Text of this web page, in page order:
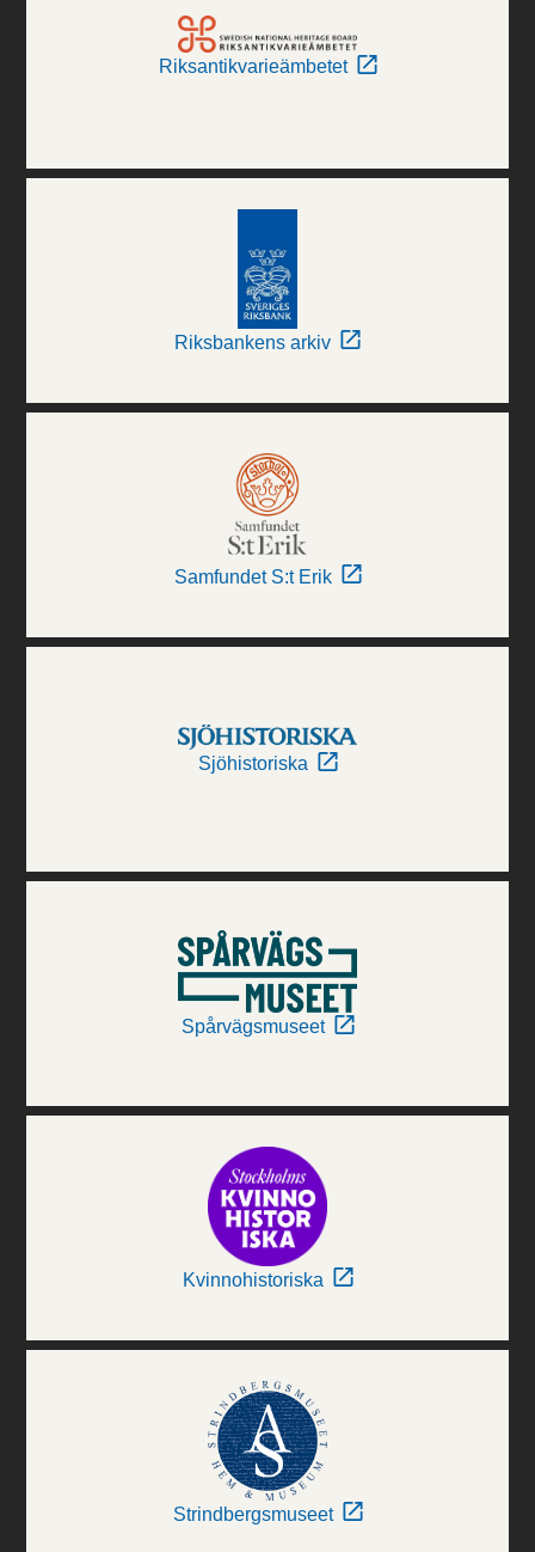
Riksantikvarieämbetet
Riksbankens arkiv
Samfundet S:t Erik
Sjöhistoriska
Spårvägsmuseet
Kvinnohistoriska
Strindbergsmuseet